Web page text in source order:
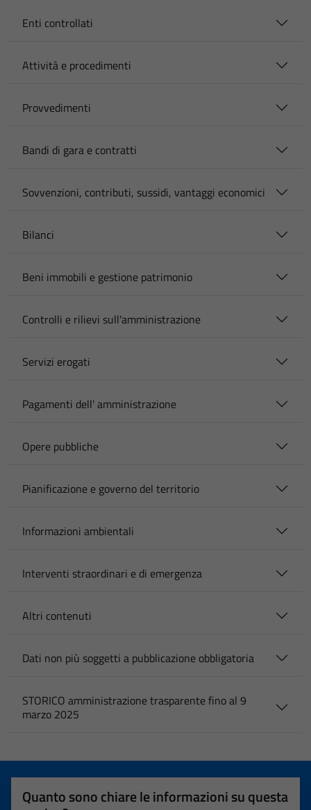
Enti controllati
Attività e procedimenti
Provvedimenti
Bandi di gara e contratti
Sovvenzioni, contributi, sussidi, vantaggi economici
Bilanci
Beni immobili e gestione patrimonio
Controlli e rilievi sull'amministrazione
Servizi erogati
Pagamenti dell' amministrazione
Opere pubbliche
Pianificazione e governo del territorio
Informazioni ambientali
Interventi straordinari e di emergenza
Altri contenuti
Dati non più soggetti a pubblicazione obbligatoria
STORICO amministrazione trasparente fino al 9
marzo 2025
Quanto sono chiare le informazioni su questa